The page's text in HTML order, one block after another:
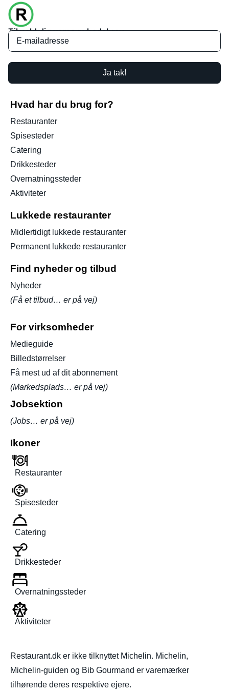
Tilmeld dig vores nyhedsbrev
Ja tak!
Hvad har du brug for?
Restauranter
Spisesteder
Catering
Drikkesteder
Overnatningssteder
Aktiviteter
Lukkede restauranter
Midlertidigt lukkede restauranter
Permanent lukkede restauranter
Find nyheder og tilbud
Nyheder
(Få et tilbud… er på vej)
For virksomheder
Medieguide
Billedstørrelser
Få mest ud af dit abonnement
(Markedsplads… er på vej)
Jobsektion
(Jobs… er på vej)
Ikoner
Restauranter
Spisesteder
Catering
Drikkesteder
Overnatningssteder
Aktiviteter
Restaurant.dk er ikke tilknyttet Michelin. Michelin,
Michelin-guiden og Bib Gourmand er varemærker
tilhørende deres respektive ejere.